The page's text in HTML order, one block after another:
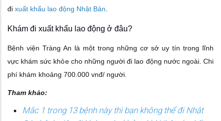
đi xuất khẩu lao động Nhật Bản
Khám đi xuất khẩu lao động ở đâu?
Bệnh viện Tràng An là một trong những cơ sở uy tín trong lĩnh
vực khám sức khỏe cho những người đi lao động nước ngoài. Chi
phí khám khoảng 700.000 vnđ/ người.
Tham khảo:
Mắc 1 trong 13 bệnh này thì bạn không thể đi Nhật